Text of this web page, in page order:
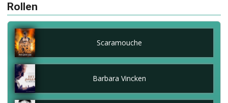
Rollen
Scaramouche
Barbara Vincken